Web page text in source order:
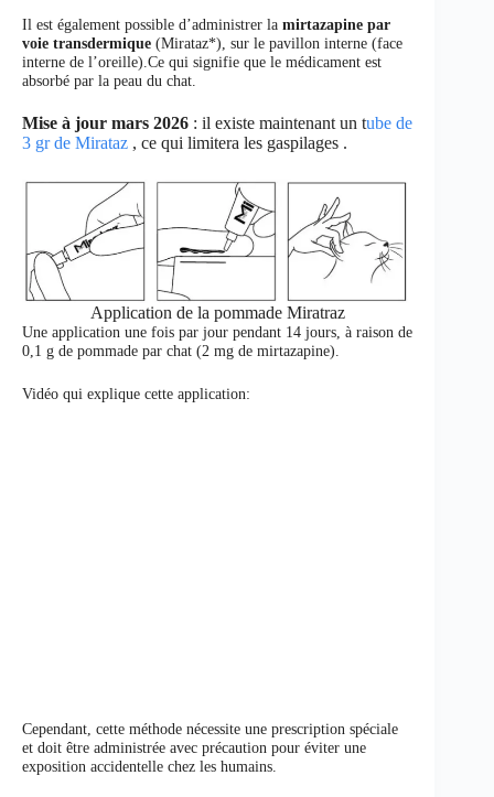
Il est également possible d’administrer la mirtazapine par
voie transdermique (Mirataz*), sur le pavillon interne (face
interne de l’oreille).Ce qui signifie que le médicament est
absorbé par la peau du chat.
Mise à jour mars 2026 : il existe maintenant un tube de
3 gr de Mirataz , ce qui limitera les gaspilages .
Application de la pommade Miratraz
Une application une fois par jour pendant 14 jours, à raison de
0,1 g de pommade par chat (2 mg de mirtazapine).
Vidéo qui explique cette application:
Cependant, cette méthode nécessite une prescription spéciale
et doit être administrée avec précaution pour éviter une
exposition accidentelle chez les humains.